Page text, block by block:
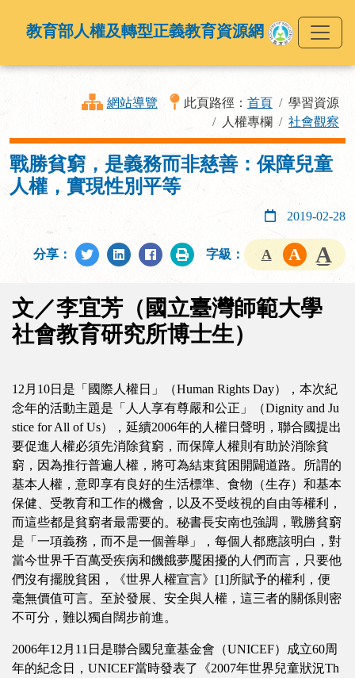
教育部人權及轉型正義教育資源網
網站導覽 此頁路徑： 首頁
學習資源
人權專欄
社會觀察
戰勝貧窮，是義務而非慈善：保障兒童
人權，實現性別平等
2019-02-28
分享： 字級：
文／李宜芳（國立臺灣師範大學
社會教育研究所博士生）
12月10日是「國際人權日」（Human Rights Day），本次紀
念年的活動主題是「人人享有尊嚴和公正」（Dignity and Ju
stice for All of Us），延續2006年的人權日聲明，聯合國提出
要促進人權必須先消除貧窮，而保障人權則有助於消除貧
窮，因為推行普遍人權，將可為結束貧困開闢道路。所謂的
基本人權，意即享有良好的生活標準、食物（生存）和基本
保健、受教育和工作的機會，以及不受歧視的自由等權利，
而這些都是貧窮者最需要的。秘書長安南也強調，戰勝貧窮
是「一項義務，而不是一個善舉」，每個人都應該明白，對
當今世界千百萬受疾病和饑餓夢魘困擾的人們而言，只要他
們沒有擺脫貧困，《世界人權宣言》[1]所賦予的權利，便
毫無價值可言。至於發展、安全與人權，這三者的關係則密
不可分，難以獨自闊步前進。
2006年12月11日是聯合國兒童基金會（UNICEF）成立60周
年的紀念日，UNICEF當時發表了《2007年世界兒童狀況Th